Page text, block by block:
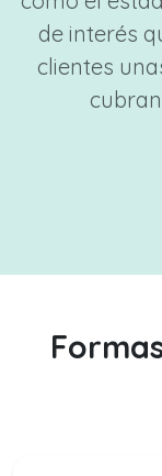
de interés
clientes